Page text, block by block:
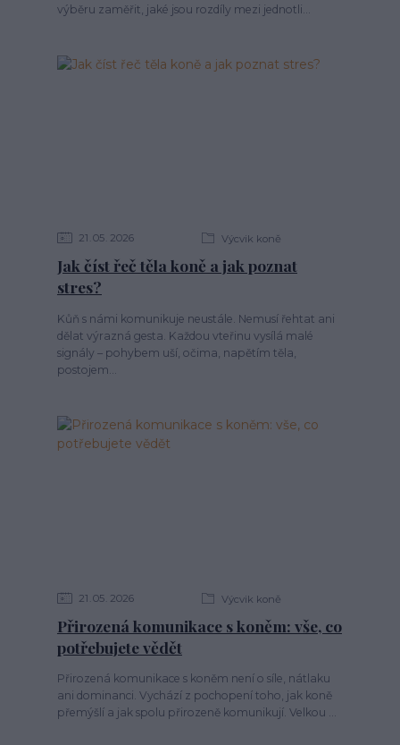
výběru zaměřit, jaké jsou rozdíly mezi jednotli...
21 05 2026 Výcvik koně
Jak číst řeč těla koně a jak poznat
stres?
Kůň s námi komunikuje neustále. Nemusí řehtat ani
dělat výrazná gesta. Každou vteřinu vysílá malé
signály – pohybem uší, očima, napětím těla,
postojem...
21 05 2026 Výcvik koně
Přirozená komunikace s koněm: vše, co
potřebujete vědět
Přirozená komunikace s koněm není o síle, nátlaku
ani dominanci. Vychází z pochopení toho, jak koně
přemýšlí a jak spolu přirozeně komunikují. Velkou ...